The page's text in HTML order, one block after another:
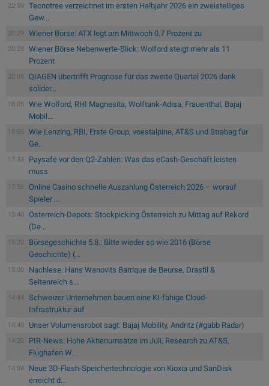
22:59
Tecnotree verzeichnet im ersten Halbjahr 2026 ein zweistelliges
Gew...
20:29 Wiener Börse: ATX legt am Mittwoch 0,7 Prozent zu
20:28
Wiener Börse Nebenwerte-Blick: Wolford steigt mehr als 11
Prozent
20:05
QIAGEN übertrifft Prognose für das zweite Quartal 2026 dank
solider...
18:05
Wie Wolford, RHI Magnesita, Wolftank-Adisa, Frauenthal, Bajaj
Mobil...
18:05
Wie Lenzing, RBI, Erste Group, voestalpine, AT&S und Strabag für
Ge...
17:33
Paysafe vor den Q2-Zahlen: Was das eCash-Geschäft leisten
muss
17:26
Online Casino schnelle Auszahlung Österreich 2026 – worauf
Spieler ...
15:40
Österreich-Depots: Stockpicking Österreich zu Mittag auf Rekord
(De...
15:20
Börsegeschichte 5.8.: Bitte wieder so wie 2016 (Börse
Geschichte) (...
15:00
Nachlese: Hans Wanovits Barrique de Beurse, Drastil &
Seltenreich s...
14:44
Schweizer Unternehmen bauen eine KI-fähige Cloud-
Infrastruktur auf
14:40 Unser Volumensrobot sagt: Bajaj Mobility, Andritz (#gabb Radar)
14:20
PIR-News: Hohe Aktienumsätze im Juli, Research zu AT&S,
Flughafen W...
14:04
Neue 3D-Flash-Speichertechnologie von Kioxia und SanDisk
erreicht d...